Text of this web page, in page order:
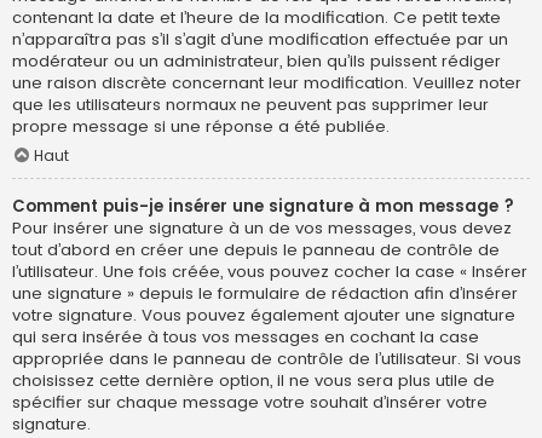
contenant la date et l’heure de la modification. Ce petit texte
n’apparaîtra pas s’il s’agit d’une modification effectuée par un
modérateur ou un administrateur, bien qu’ils puissent rédiger
une raison discrète concernant leur modification. Veuillez noter
que les utilisateurs normaux ne peuvent pas supprimer leur
propre message si une réponse a été publiée.
Haut
Comment puis-je insérer une signature à mon message ?
Pour insérer une signature à un de vos messages, vous devez
tout d’abord en créer une depuis le panneau de contrôle de
l’utilisateur. Une fois créée, vous pouvez cocher la case « Insérer
une signature » depuis le formulaire de rédaction afin d’insérer
votre signature. Vous pouvez également ajouter une signature
qui sera insérée à tous vos messages en cochant la case
appropriée dans le panneau de contrôle de l’utilisateur. Si vous
choisissez cette dernière option, il ne vous sera plus utile de
spécifier sur chaque message votre souhait d’insérer votre
signature.